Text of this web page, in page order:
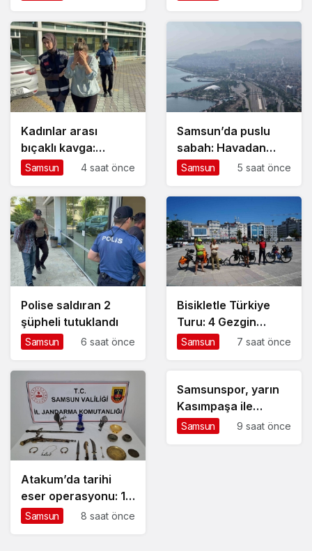
Kadınlar arası
bıçaklı kavga:
Akciğeri söndü,
Samsun 4 saat önce
Samsun’da puslu
sabah: Havadan
görüntülendi
Samsun 5 saat önce
Polise saldıran 2
şüpheli tutuklandı
Samsun 6 saat önce
Bisikletle Türkiye
Turu: 4 Gezgin
Samsun’da
Samsun 7 saat önce
Atakum’da tarihi
eser operasyonu: 1
gözaltı
Samsun 8 saat önce
Samsunspor, yarın
Kasımpaşa ile
hazırlık maçlarında
Samsun 9 saat önce